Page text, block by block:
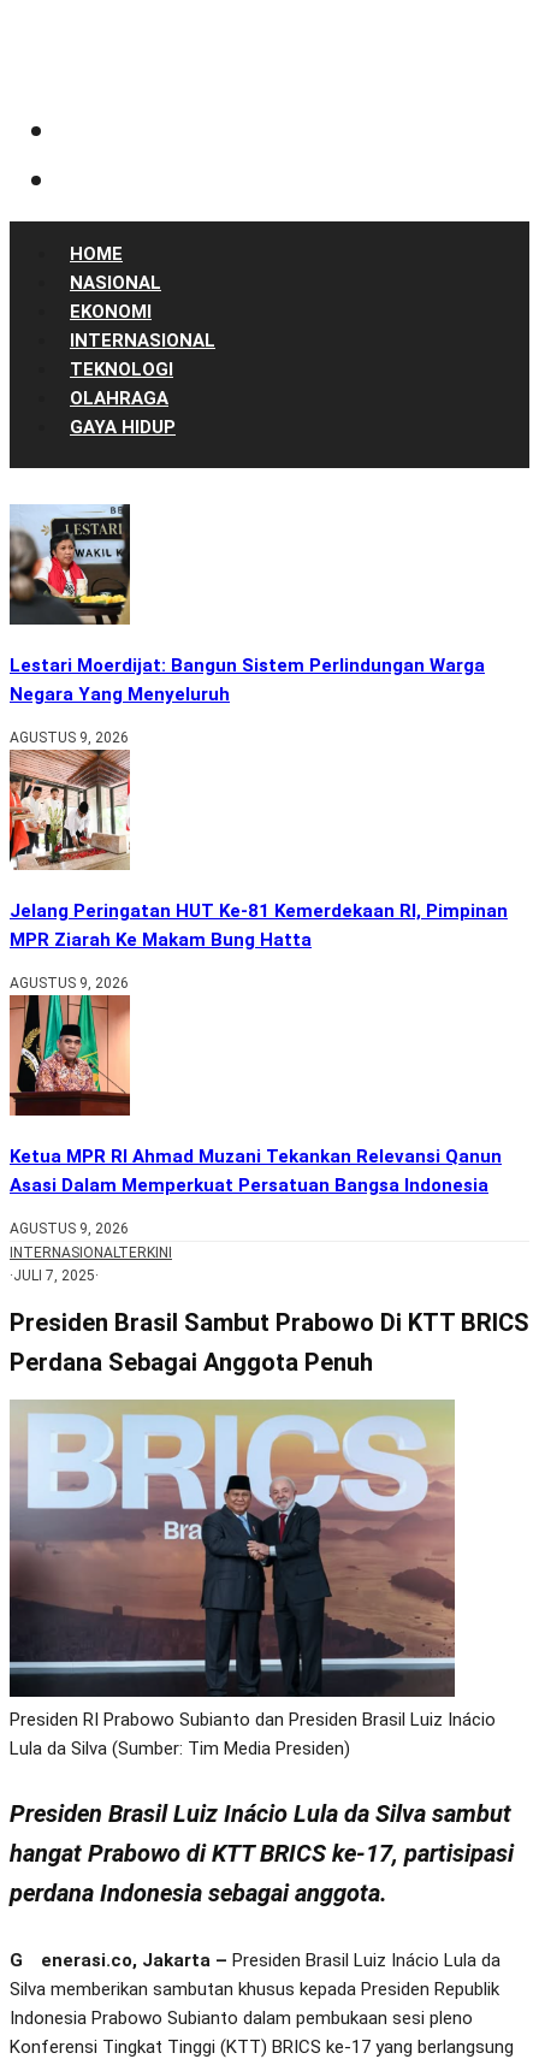
HOME
NASIONAL
EKONOMI
INTERNASIONAL
TEKNOLOGI
OLAHRAGA
GAYA HIDUP
Lestari Moerdijat: Bangun Sistem Perlindungan Warga
Negara Yang Menyeluruh
AGUSTUS 9, 2026
Jelang Peringatan HUT Ke-81 Kemerdekaan RI, Pimpinan
MPR Ziarah Ke Makam Bung Hatta
AGUSTUS 9, 2026
Ketua MPR RI Ahmad Muzani Tekankan Relevansi Qanun
Asasi Dalam Memperkuat Persatuan Bangsa Indonesia
AGUSTUS 9, 2026
INTERNASIONALTERKINI
·JULI 7, 2025·
Presiden Brasil Sambut Prabowo Di KTT BRICS
Perdana Sebagai Anggota Penuh
Presiden RI Prabowo Subianto dan Presiden Brasil Luiz Inácio
Lula da Silva (Sumber: Tim Media Presiden)
Presiden Brasil Luiz Inácio Lula da Silva sambut
hangat Prabowo di KTT BRICS ke-17, partisipasi
perdana Indonesia sebagai anggota.
Generasi.co, Jakarta – Presiden Brasil Luiz Inácio Lula da
Silva memberikan sambutan khusus kepada Presiden Republik
Indonesia Prabowo Subianto dalam pembukaan sesi pleno
Konferensi Tingkat Tinggi (KTT) BRICS ke-17 yang berlangsung